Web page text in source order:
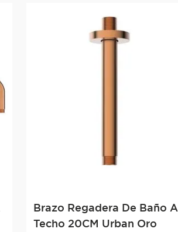
Brazo Regadera De Baño A
Techo 20CM Urban Oro